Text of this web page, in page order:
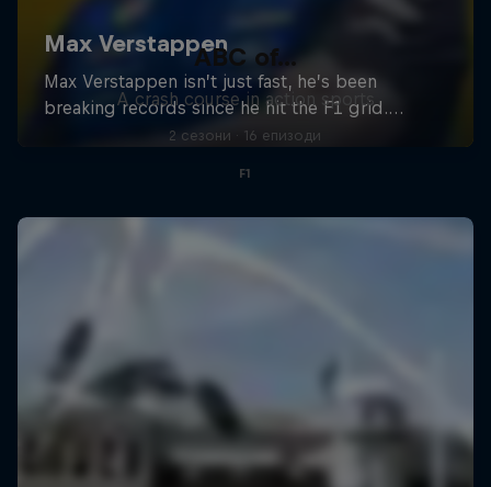
ABC of...
A crash course in action sports
2 сезони · 16 епизоди
F1